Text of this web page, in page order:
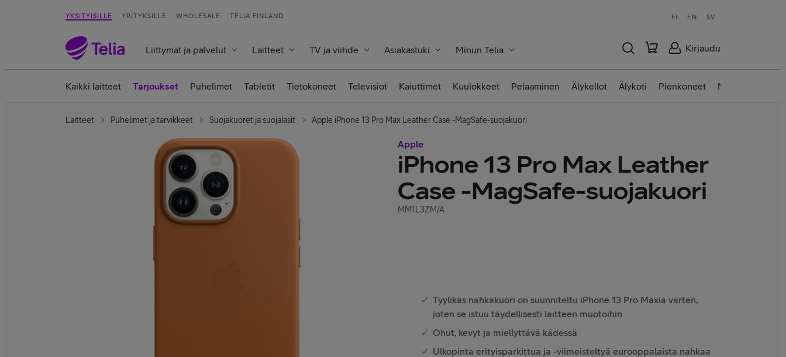
YKSITYISILLE YRITYKSILLE WHOLESALE TELIA FINLAND FI EN SV
Liittymät ja palvelut Laitteet TV ja viihde Asiakastuki Minun Telia Kirjaudu
Kaikki laitteet Tarjoukset Puhelimet Tabletit Tietokoneet Televisiot Kaiuttimet Kuulokkeet Pelaaminen Älykellot Älykoti Pienkoneet Nettilaitteet
Laitteet Puhelimet ja tarvikkeet Suojakuoret ja suojalasit Apple iPhone 13 Pro Max Leather Case -MagSafe-suojakuori
Apple
iPhone 13 Pro Max Leather
Case -MagSafe-suojakuori
MM1L3ZM/A
Tyylikäs nahkakuori on suunniteltu iPhone 13 Pro Maxia varten,
joten se istuu täydellisesti laitteen muotoihin
Ohut, kevyt ja miellyttävä kädessä
Ulkopinta erityisparkittua ja -viimeisteltyä eurooppalaista nahkaa